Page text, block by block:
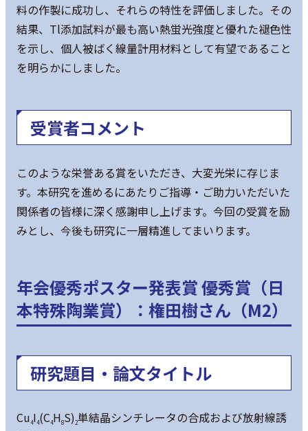
料の作製に成功し、それらの特性を評価しました。その
結果、Tl添加試料が最も高い熱蛍光強度と優れた褪色性
を示し、個人被ばく線量計用材料として有望であること
を明らかにしました。
受賞者コメント
このような栄誉ある賞をいただき、大変光栄に存じま
す。本研究を進めるにあたりご指導・ご助力いただいた
関係者の皆様に深く感謝申し上げます。今回の受賞を励
みとし、今後も研究に一層精進してまいります。
年会優秀ポスター発表賞 優秀賞（日
本特殊陶業賞）：権田樹さん（M2）
研究題目・論文タイトル
Cu4I4(C4H8S)2単結晶シンチレータの合成および放射線誘